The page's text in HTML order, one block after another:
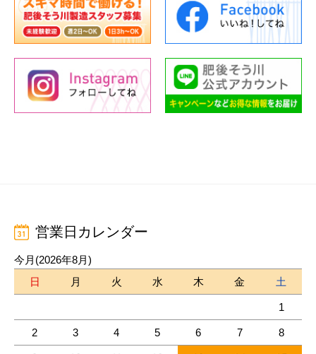
営業日カレンダー
今月(2026年8月)
日
月 火 水 木 金 土
1
2 3 4 5 6 7 8